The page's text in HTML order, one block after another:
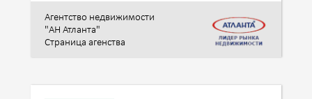
Агентство недвижимости
"АН Атланта"
Страница агенства